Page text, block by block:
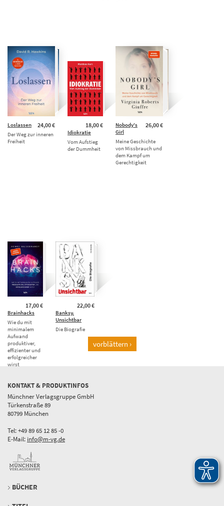
24,00 €
Loslassen
Der Weg zur inneren
Freiheit
18,00 €
Idiokratie
Vom Aufstieg
der Dummheit
26,00 €
Nobody's
Girl
Meine Geschichte
von Missbrauch und
dem Kampf um
Gerechtigkeit
17,00 €
Brainhacks
Wie du mit
minimalem
Aufwand
produktiver,
effizienter und
erfolgreicher
wirst
22,00 €
Banksy.
Unsichtbar
Die Biografie
vorblättern ›
KONTAKT & PRODUKTINFOS
Münchner Verlagsgruppe GmbH
Türkenstraße 89
80799 München
Tel: +49 89 65 12 85 -0
E-Mail: info@m-vg.de
BÜCHER